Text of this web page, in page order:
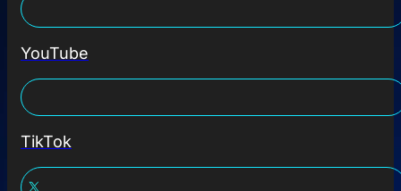
YouTube
TikTok